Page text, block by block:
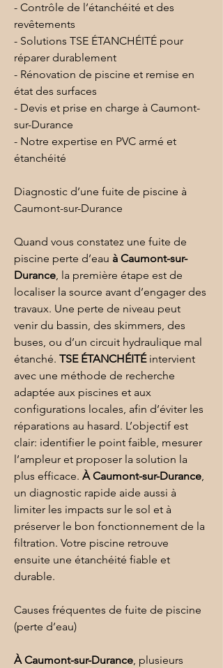
- Contrôle de l’étanchéité et des
revêtements
- Solutions TSE ÉTANCHÉITÉ pour
réparer durablement
- Rénovation de piscine et remise en
état des surfaces
- Devis et prise en charge à Caumont-
sur-Durance
- Notre expertise en PVC armé et
étanchéité
Diagnostic d’une fuite de piscine à
Caumont-sur-Durance
Quand vous constatez une fuite de
piscine perte d’eau à Caumont-sur-
Durance, la première étape est de
localiser la source avant d’engager des
travaux. Une perte de niveau peut
venir du bassin, des skimmers, des
buses, ou d’un circuit hydraulique mal
étanché. TSE ÉTANCHÉITÉ intervient
avec une méthode de recherche
adaptée aux piscines et aux
configurations locales, afin d’éviter les
réparations au hasard. L’objectif est
clair: identifier le point faible, mesurer
l’ampleur et proposer la solution la
plus efficace. À Caumont-sur-Durance,
un diagnostic rapide aide aussi à
limiter les impacts sur le sol et à
préserver le bon fonctionnement de la
filtration. Votre piscine retrouve
ensuite une étanchéité fiable et
durable.
Causes fréquentes de fuite de piscine
(perte d’eau)
À Caumont-sur-Durance, plusieurs